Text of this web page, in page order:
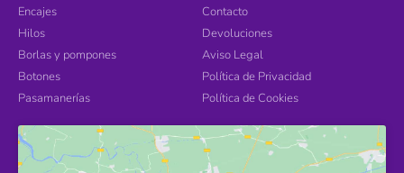
Encajes
Hilos
Borlas y pompones
Botones
Pasamanerías
Contacto
Devoluciones
Aviso Legal
Política de Privacidad
Política de Cookies